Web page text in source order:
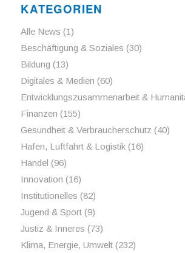
KATEGORIEN
Alle News (1)
Beschäftigung & Soziales (30)
Bildung (13)
Digitales & Medien (60)
Entwicklungszusammenarbeit &
Finanzen (155)
Gesundheit & Verbraucherschutz (40)
Hafen, Luftfahrt & Logistik(16)
Handel (96)
Innovation (16)
Institutionelles (82)
Jugend & Sport(9)
Justiz & Inneres (73)
Klima, Energie, Umwelt(232)